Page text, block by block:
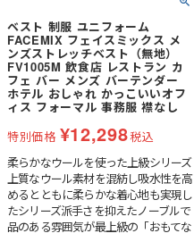
ベスト 制服 ユニフォーム
FACEMIX フェイスミックス メ
ンズストレッチベスト（無地）
FV1005M 飲食店 レストラン カ
フェ バー メンズ バーテンダー
ホテル おしゃれ かっこいいオフ
ィス フォーマル 事務服 襟なし
特別価格 ¥12,298税込
柔らかなウールを使った上級シリーズ
上質なウール素材を混紡し吸水性を高
めるとともに柔らかな着心地も実現し
たシリーズ派手さを抑えたノーブルで
品のある雰囲気が最上級の「おもてな